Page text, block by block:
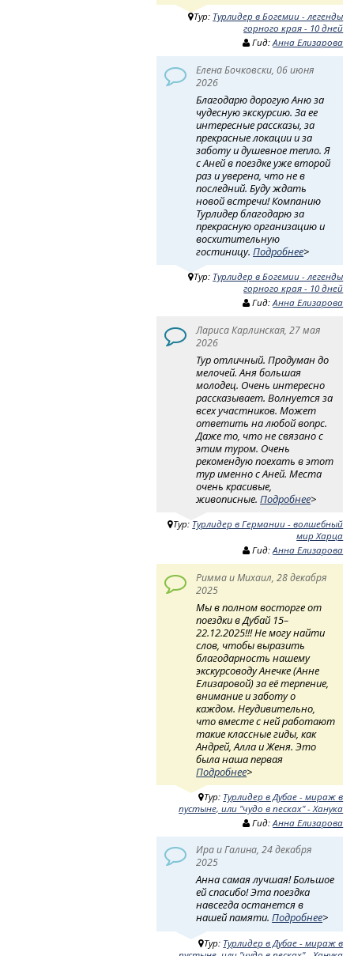
Тур: Турлидер в Богемии - легенды
горного края - 10 дней
Гид:Анна Елизарова
Елена Бочковски, 06 июня
2026
Благодарю дорогую Аню за
чудесную экскурсию. За ее
интересные рассказы, за
прекрасные локации и за
заботу и душевное тепло. Я
с Аней в поездке уже второй
раз и уверена, что не в
последний. Буду ждать
новой встречи! Компанию
Турлидер благодарю за
прекрасную организацию и
восхитительную
гостиницу.Подробнее>
Тур: Турлидер в Богемии - легенды
горного края - 10 дней
Гид:Анна Елизарова
Лариса Карлинская, 27 мая
2026
Тур отличный. Продуман до
мелочей. Аня большая
молодец. Очень интересно
рассказывает. Волнуется за
всех участников. Может
ответить на любой вопрс.
Даже то, что не связано с
этим туром. Очень
рекомендую поехать в этот
тур именно с Аней. Места
очень красивые,
живописные.Подробнее>
Тур: Турлидер в Германии - волшебный
мир Харца
Гид:Анна Елизарова
Римма и Михаил, 28 декабря
2025
Мы в полном восторге от
поездки в Дубай 15–
22.12.2025!!! Не могу найти
слов, чтобы выразить
благодарность нашему
экскурсоводу Анечке (Анне
Елизаровой) за её терпение,
внимание и заботу о
каждом. Неудивительно,
что вместе с ней работают
такие классные гиды, как
Андрей, Алла и Женя. Это
была наша первая
Подробнее>
Тур: Турлидер в Дубае - мираж в
пустыне, или "чудо в песках" - Ханука
Гид:Анна Елизарова
Ира и Галина, 24 декабря
2025
Анна самая лучшая! Большое
ей спасибо! Эта поездка
навсегда останется в
нашей памяти.Подробнее>
Тур: Турлидер в Дубае - мираж в